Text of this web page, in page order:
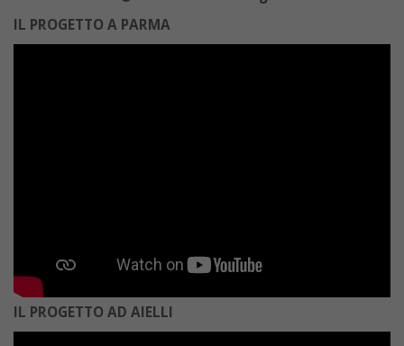
IL PROGETTO A PARMA
IL PROGETTO AD AIELLI